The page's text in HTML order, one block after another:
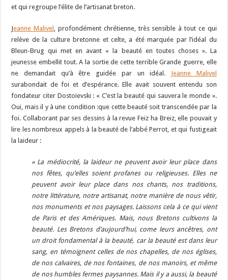
et qui regroupe l’élite de l’artisanat breton.
Jeanne Malivel , profondément chrétienne, très sensible à tout ce qui
relève de la culture bretonne et celte, a été marquée par l’idéal du
Bleun-Brug qui met en avant « la beauté en toutes choses ». La
jeunesse embellit tout. A la sortie de cette terrible Grande guerre, elle
ne demandait qu’à être guidée par un idéal. Jeanne Malivel
surabondait de foi et d’espérance. Elle avait souvent entendu son
fondateur citer Dostoïevski : « C’est la beauté qui sauvera le monde ».
Oui, mais il y à une condition :que cette beauté soit transcendée par la
foi. Collaborant par ses dessins à la revue Feiz ha Breiz, elle pouvait y
lire les nombreux appels à la beauté de l’abbé Perrot, et qui fustigeait
la laideur :
« La médiocrité, la laideur ne peuvent avoir leur place dans
nos fêtes, qu’elles soient profanes ou religieuses. Elles ne
peuvent avoir leur place dans nos chants, nos traditions,
notre littérature, notre artisanat, notre manière de nous vêtir,
nos monuments et nos paysages. Laissons cela à ce qui vient
de Paris et des Amériques. Mais, nous Bretons cultivons la
beauté. Les Bretons d’aujourd’hui, come leurs ancêtres, ont
un droit fondamental à la beauté, car la beauté est dans leur
sang, en témoignent celles de nos chapelles, de nos églises,
de nos calvaires, de nos fontaines, de nos manoirs, et même
de nos humbles fermes paysannes. Mais il y a aussi, la beauté